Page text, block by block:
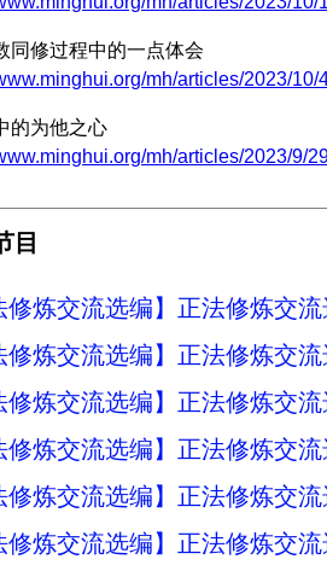
同修过程中的一点体会
mh/articles/2023/
的为他之心
mh/articles/2023/9/
目
修炼交流选编】正法修炼交流
修炼交流选编】正法修炼交流
修炼交流选编】正法修炼交流
修炼交流选编】正法修炼交流
修炼交流选编】正法修炼交流
修炼交流选编】正法修炼交流